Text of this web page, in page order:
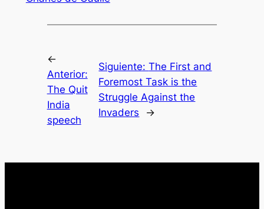
←
Anterior:
The Quit
India
speech
Siguiente:The First and
Foremost Task is the
Struggle Against the
Invaders
→